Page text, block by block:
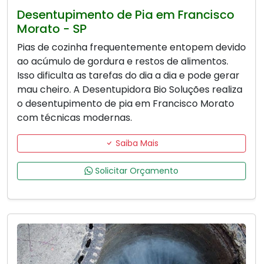
Desentupimento de Pia em Francisco
Morato - SP
Pias de cozinha frequentemente entopem devido
ao acúmulo de gordura e restos de alimentos.
Isso dificulta as tarefas do dia a dia e pode gerar
mau cheiro. A Desentupidora Bio Soluções realiza
o desentupimento de pia em Francisco Morato
com técnicas modernas.
Saiba Mais
Solicitar Orçamento